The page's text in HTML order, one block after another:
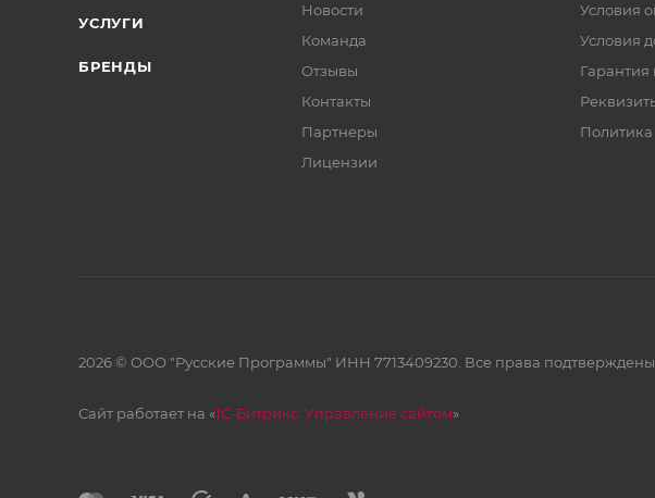
УСЛУГИ
БРЕНДЫ
Новости
Команда
Отзывы
Контакты
Партнеры
Лицензии
Условия
Условия
Гарантия
Политика
2026 © ООО "Русские Программы" ИНН 7713409230. Все права подтверждены.
Сайт работает на «1С-Битрикс: Управление сайтом»